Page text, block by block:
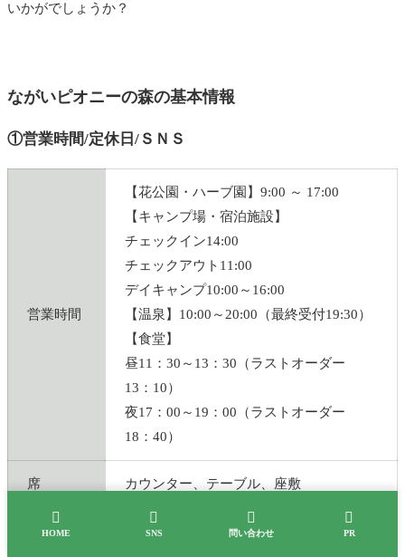
いかがでしょうか？
ながいピオニーの森の基本情報
①営業時間/定休日/ＳＮＳ
営業時間
【花公園・ハーブ園】9:00 ～ 17:00
【キャンプ場・宿泊施設】
チェックイン14:00
チェックアウト11:00
デイキャンプ10:00～16:00
【温泉】10:00～20:00（最終受付19:30）
【食堂】
昼11：30～13：30（ラストオーダー
13：10）
夜17：00～19：00（ラストオーダー
18：40）
席 カウンター、テーブル、座敷
定休日 火曜日

HOME

SNS

問い合わせ

PR